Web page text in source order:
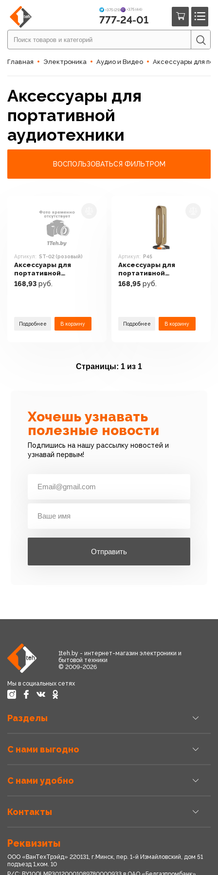
+375 (29) +375 (44)
777-24-01
Главная Электроника Аудио и Видео Аксессуары для
Аксессуары для
портативной
аудиотехники
ВОСПОЛЬЗОВАТЬСЯ ФИЛЬТРОМ
Артикул: ST-02 (розовый)
Аксессуары для
портативной
аудиотехники Onikuma
ST-02 (розовый)
168,93 руб.
Подробнее В корзину
Артикул: P45
Аксессуары для
портативной
аудиотехники Yicosun
168,95 руб.
Подробнее В корзину
Страницы: 1 из 1
Хочешь узнавать
полезные новости
Подпишись на нашу рассылку новостей и
узнавай первым!
Отправить
1teh.by - интернет-магазин электроники и
бытовой техники
© 2009-2026
Мы в социальных сетях
Разделы
С нами выгодно
С нами удобно
Контакты
Реквизиты
ООО «ВанТехТрэйд» 220131, г.Минск, пер. 1-й Измайловский, дом 51
подъезд 1,ком. 10